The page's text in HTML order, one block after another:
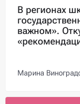
В регионах
важном».
Марина